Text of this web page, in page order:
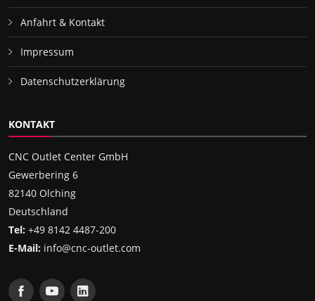
Anfahrt & Kontakt
Impressum
Datenschutzerklärung
KONTAKT
CNC Outlet Center GmbH
Gewerbering 6
82140 Olching
Deutschland
Tel: +49 8142 4487-200
E-Mail: info@cnc-outlet.com